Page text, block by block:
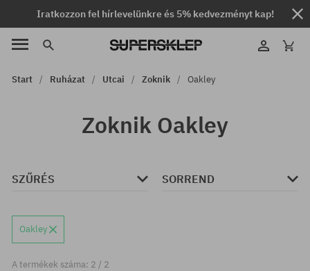
Iratkozzon fel hírlevelünkre és 5% kedvezményt kap!
Start Ruházat Utcai Zoknik Oakley
Zoknik Oakley
SZŰRÉS SORREND
Oakley
A termékek száma: 2 / 2